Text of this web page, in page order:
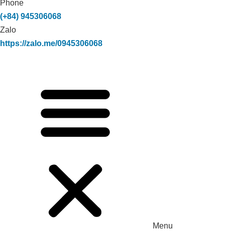
CÔNG NGHỆ CARBON HỮU CƠ XỬ
LÝ TRIỆT ĐỂ MÙI HÔI TRONG CHĂN
TĨNH
Phone
(+84) 945306068
Zalo
https://zalo.me/0945306068
Menu